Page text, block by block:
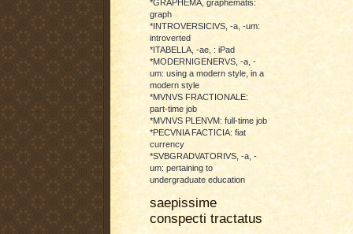
*GRAPHEMA, graphematis:
graph
*INTROVERSICIVS, -a, -um:
introverted
*ITABELLA, -ae, : iPad
*MODERNIGENERVS, -a, -
um: using a modern style, in a
modern style
*MVNVS FRACTIONALE:
part-time job
*MVNVS PLENVM: full-time job
*PECVNIA FACTICIA: fiat
currency
*SVBGRADVATORIVS, -a, -
um: pertaining to
undergraduate education
saepissime
conspecti tractatus